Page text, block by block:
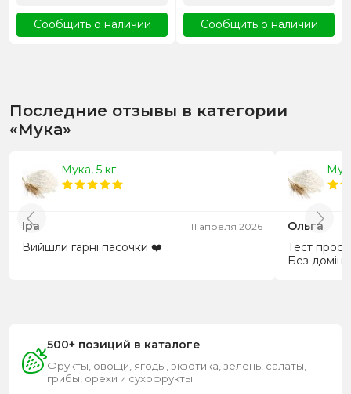
Сообщить о наличии Сообщить о наличии
Последние отзывы в категории
«Мука»
Мука, 5 кг
Іра 11 апреля 2026
Вийшли гарні пасочки ❤️
Ольга
Тест
Без
500+ позиций в каталоге
Фрукты, овощи, ягоды, экзотика, зелень, салаты,
грибы, орехи и сухофрукты